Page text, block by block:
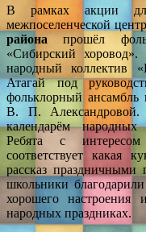
В рамках акции
межпоселенческой
района прошёл
«Сибирский
народный коллектив
Атагай под
фольклорный ансамбль
В. П. Александровой.
календарём народных
Ребята с
соответствует какая
рассказ праздничными
школьники
хорошего
народных праздниках.